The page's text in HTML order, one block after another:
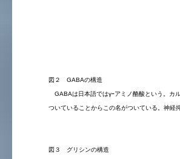
図２ GABAの構造
GABAは日本語ではγｰアミノ酪酸という。カ
ついていることからこの名がついている。神経
図３ グリシンの構造